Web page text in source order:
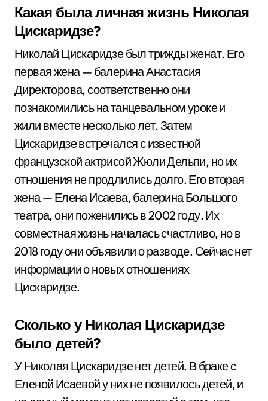
Какая была личная жизнь Николая
Цискаридзе?
Николай Цискаридзе был трижды женат. Его
первая жена — балерина Анастасия
Директорова, соответственно они
познакомились на танцевальном уроке и
жили вместе несколько лет. Затем
Цискаридзе встречался с известной
французской актрисой Жюли Дельпи, но их
отношения не продлились долго. Его вторая
жена — Елена Исаева, балерина Большого
театра, они поженились в 2002 году. Их
совместная жизнь началась счастливо, но в
2018 году они объявили о разводе. Сейчас нет
информации о новых отношениях
Цискаридзе.
Сколько у Николая Цискаридзе
было детей?
У Николая Цискаридзе нет детей. В браке с
Еленой Исаевой у них не появилось детей, и